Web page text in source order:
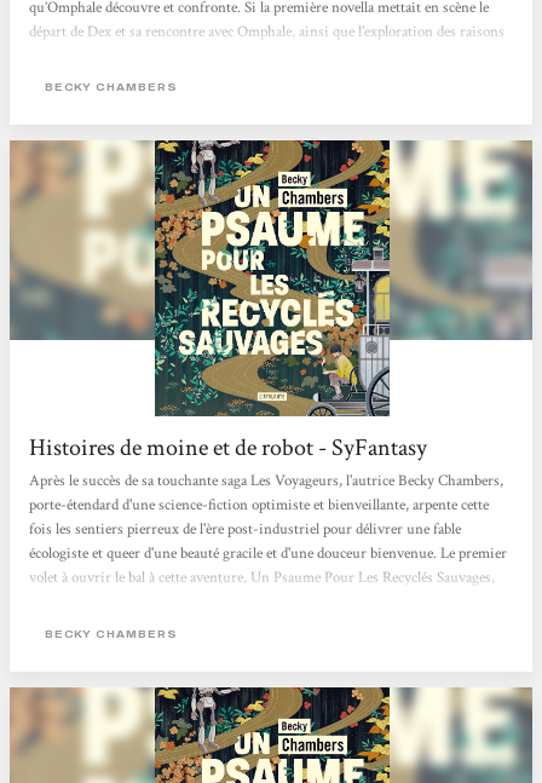
qu’Omphale découvre et confronte. Si la première novella mettait en scène le
départ de Dex et sa rencontre avec Omphale, ainsi que l’exploration des raisons
faisait plus sens pour lui, ce deuxième volume traite de son retour en
des projecteurs, l’arrivée d’un...
BECKY CHAMBERS
Histoires de moine et de robot - SyFantasy
Après le succès de sa touchante saga Les Voyageurs, l'autrice Becky Chambers,
porte-étendard d'une science-fiction optimiste et bienveillante, arpente cette
fois les sentiers pierreux de l'ère post-industriel pour délivrer une fable
écologiste et queer d'une beauté gracile et d'une douceur bienvenue. Le premier
volet à ouvrir le bal à cette aventure, Un Psaume Pour Les Recyclés Sauvages,
n'a jamais été aussi bien représenté que sous la plume de Chambers. L'altérité
BECKY CHAMBERS